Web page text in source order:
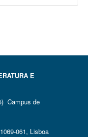
E
Campus de
061, Lisboa